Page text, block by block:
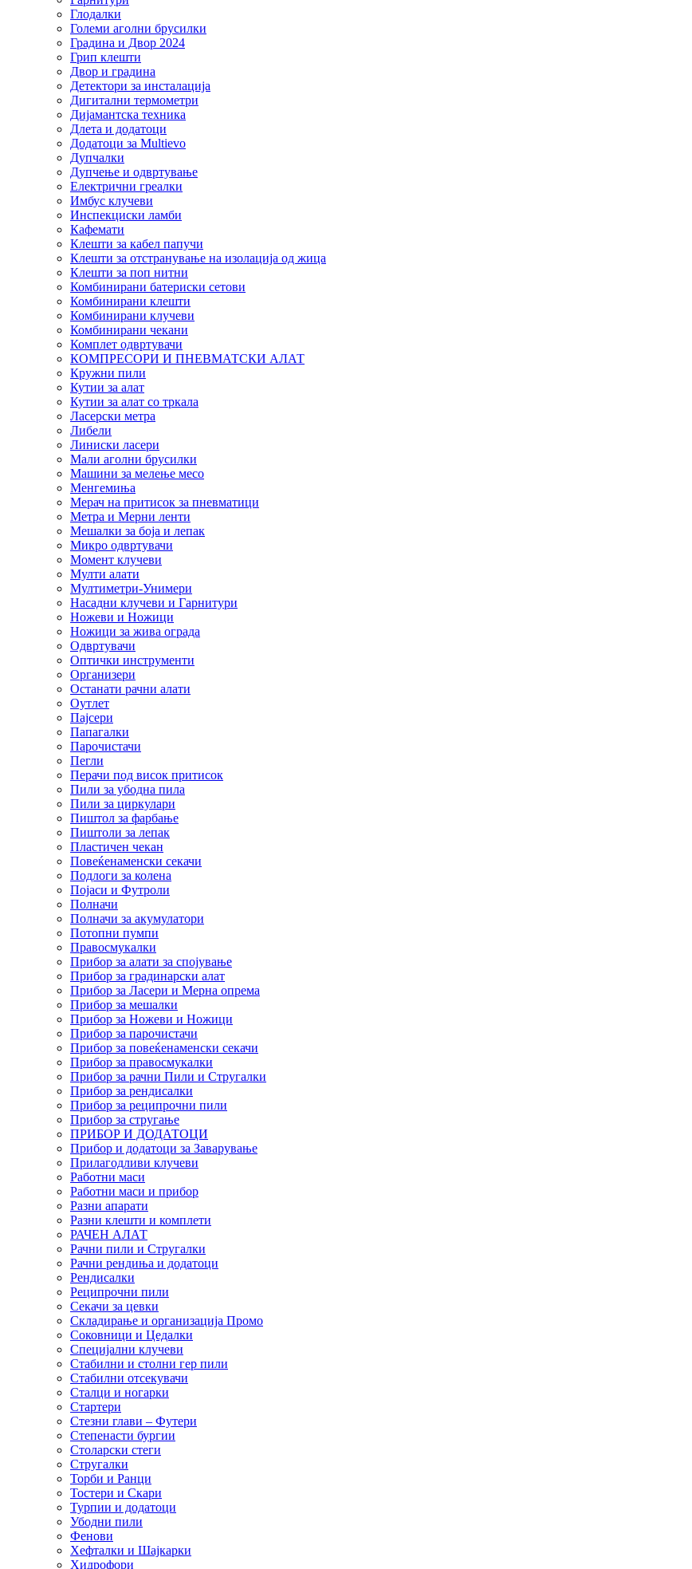
Глодалки
Големи аголни брусилки
Градина и Двор 2024
Грип клешти
Двор и градина
Детектори за инсталација
Дигитални термометри
Дијамантска техника
Длета и додатоци
Додатоци за Multievo
Дупчалки
Дупчење и одвртување
Електрични греалки
Имбус клучеви
Инспекциски ламби
Кафемати
Клешти за кабел папучи
Клешти за отстранување на изолација од жица
Клешти за поп нитни
Комбинирани батериски сетови
Комбинирани клешти
Комбинирани клучеви
Комбинирани чекани
Комплет одвртувачи
КОМПРЕСОРИ И ПНЕВМАТСКИ АЛАТ
Кружни пили
Кутии за алат
Кутии за алат со тркала
Ласерски метра
Либели
Линиски ласери
Мали аголни брусилки
Машини за мелење месо
Менгемиња
Мерач на притисок за пневматици
Метра и Мерни ленти
Мешалки за боја и лепак
Микро одвртувачи
Момент клучеви
Мулти алати
Мултиметри-Унимери
Насадни клучеви и Гарнитури
Ножеви и Ножици
Ножици за жива ограда
Одвртувачи
Оптички инструменти
Организери
Останати рачни алати
Оутлет
Пајсери
Папагалки
Парочистачи
Пегли
Перачи под висок притисок
Пили за убодна пила
Пили за циркулари
Пиштол за фарбање
Пиштоли за лепак
Пластичен чекан
Повеќенаменски секачи
Подлоги за колена
Појаси и Футроли
Полначи
Полначи за акумулатори
Потопни пумпи
Правосмукалки
Прибор за алати за спојување
Прибор за градинарски алат
Прибор за Ласери и Мерна опрема
Прибор за мешалки
Прибор за Ножеви и Ножици
Прибор за парочистачи
Прибор за повеќенаменски секачи
Прибор за правосмукалки
Прибор за рачни Пили и Стругалки
Прибор за рендисалки
Прибор за реципрочни пили
Прибор за стругање
ПРИБОР И ДОДАТОЦИ
Прибор и додатоци за Заварување
Прилагодливи клучеви
Работни маси
Работни маси и прибор
Разни апарати
Разни клешти и комплети
РАЧЕН АЛАТ
Рачни пили и Стругалки
Рачни рендиња и додатоци
Рендисалки
Реципрочни пили
Секачи за цевки
Складирање и организација Промо
Соковници и Цедалки
Специјални клучеви
Стабилни и столни гер пили
Стабилни отсекувачи
Сталци и ногарки
Стартери
Стезни глави – Футери
Степенасти бургии
Столарски стеги
Стругалки
Торби и Ранци
Тостери и Скари
Турпии и додатоци
Убодни пили
Фенови
Хефталки и Шајкарки
Хидрофори